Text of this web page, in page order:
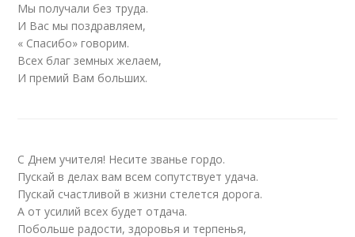
Мы получали без труда.
И Вас мы поздравляем,
« Спасибо» говорим.
Всех благ земных желаем,
И премий Вам больших.
С Днем учителя! Несите званье гордо.
Пускай в делах вам всем сопутствует удача.
Пускай счастливой в жизни стелется дорога.
А от усилий всех будет отдача.
Побольше радости, здоровья и терпенья,